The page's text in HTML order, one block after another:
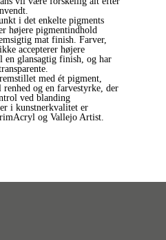
i det enkelte pigments
højere pigmentindhold
mat finish. Farver,
accepterer højere
glansagtig finish, og har
med ét pigment,
og en farvestyrke, der
ved blanding
i kunstnerkvalitet er
og Vallejo Artist.